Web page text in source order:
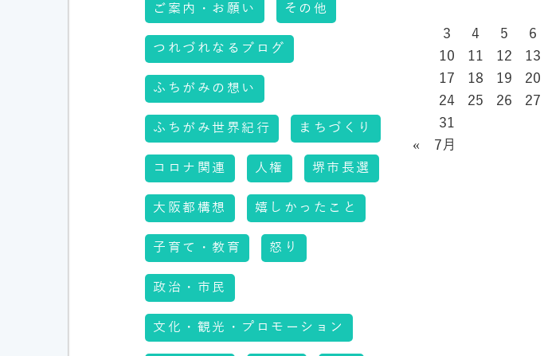
ご案内・お願い その他
つれづれなるブログ
ふちがみの想い
ふちがみ世界紀行 まちづくり
コロナ関連 人権 堺市長選
大阪都構想 嬉しかったこと
子育て・教育 怒り
政治・市民
文化・観光・プロモーション
3
4 5 6
10
11 12 13
17
18 19 20
24
25 26 27
31
« 7月